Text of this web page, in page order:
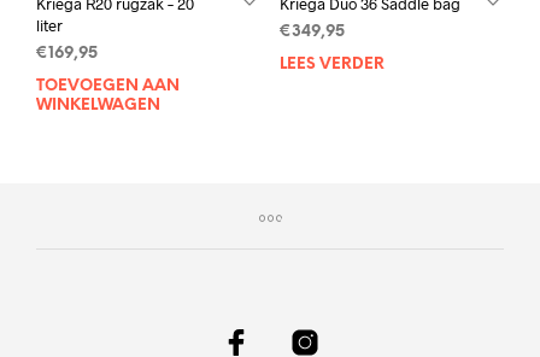
liter
€169,95
TOEVOEGEN AAN
WINKELWAGEN
€349,95
LEES VERDER